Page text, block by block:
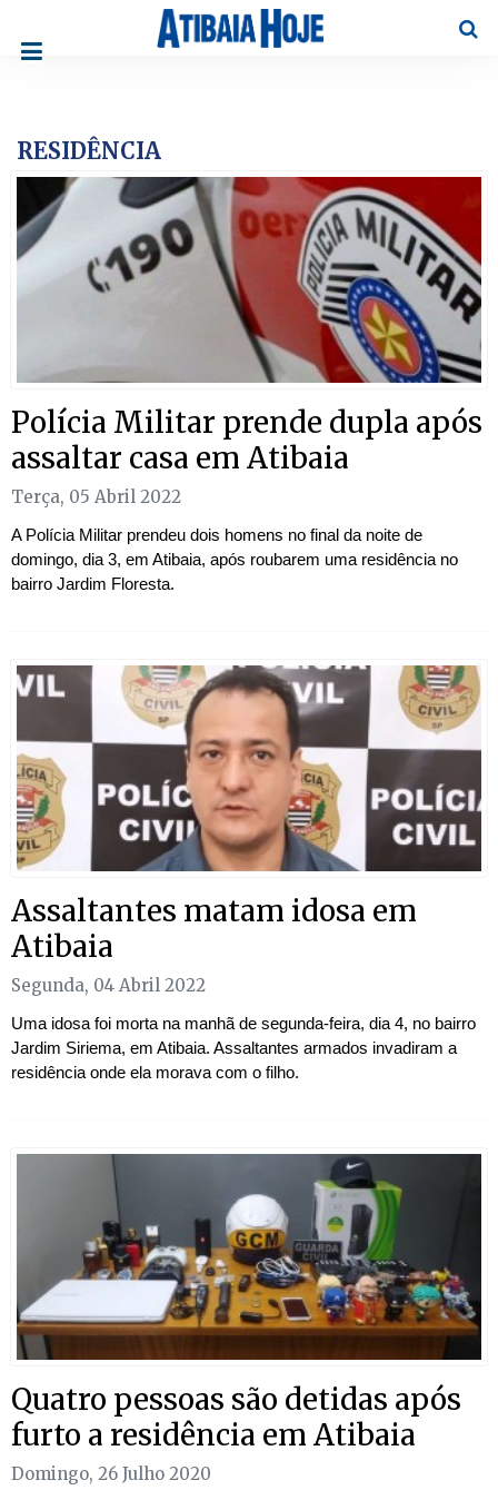
RESIDÊNCIA
Polícia Militar prende dupla após
assaltar casa em Atibaia
Terça, 05 Abril 2022
A Polícia Militar prendeu dois homens no final da noite de
domingo, dia 3, em Atibaia, após roubarem uma residência no
bairro Jardim Floresta.
Assaltantes matam idosa em
Atibaia
Segunda, 04 Abril 2022
Uma idosa foi morta na manhã de segunda-feira, dia 4, no bairro
Jardim Siriema, em Atibaia. Assaltantes armados invadiram a
residência onde ela morava com o filho.
Quatro pessoas são detidas após
furto a residência em Atibaia
Domingo, 26 Julho 2020